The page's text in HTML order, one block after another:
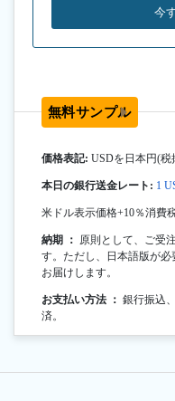
今
無料サンプル
価格表記: USDを日本円(税
本日の銀行送金レート: 1
米ドル表示価格+10％消費
納期 ： 原則として、ご受
す。ただし、日本語版が
お届けします。
お支払い方法 ： 銀行振込
済。